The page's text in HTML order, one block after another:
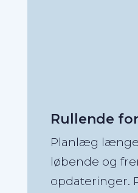
Rullende
Planlæg
løbende og
opdateringer.